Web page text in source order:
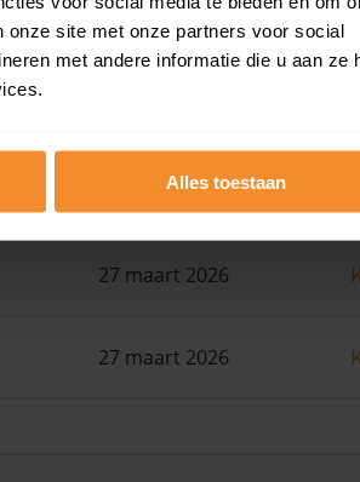
site met onze partners voor social
met andere informatie die u aan ze
Alles toestaan
22 juni 2026
29 mei 2026
27 maart 2026
27 maart 2026